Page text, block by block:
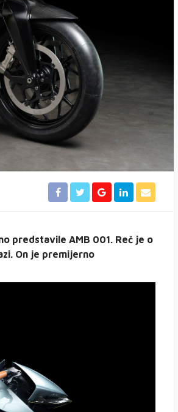
predstavile AMB 001. Reč je o
On je premijerno